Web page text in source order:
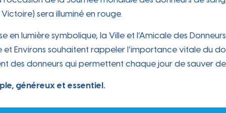
Travaux
sera illuminé en rouge.
en lumière symbolique, la Ville et l’Amicale des
et Environs souhaitent rappeler l’importance vitale du
des donneurs qui permettent chaque jour de sauver
généreux et essentiel.